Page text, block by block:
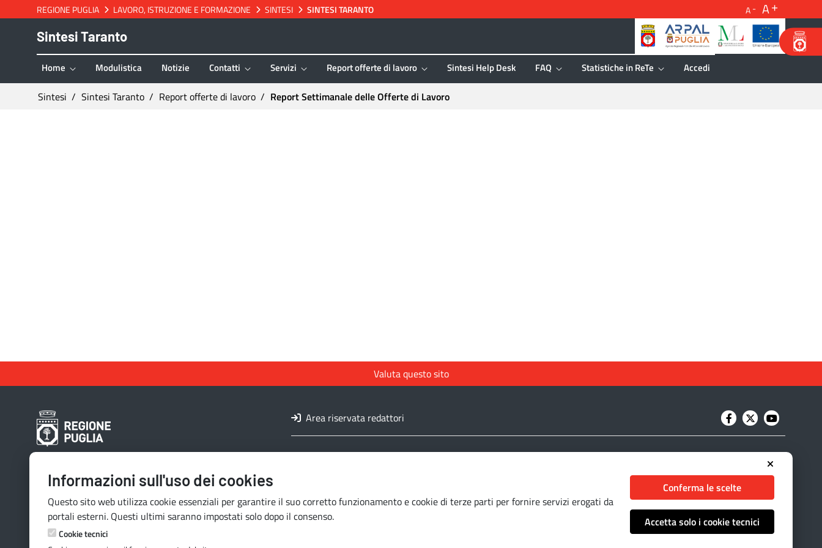
Salta al contenuto
Informazioni sull'uso dei cookies
Questo sito web utilizza cookie essenziali per garantire il suo corretto funzionamento e cookie di terze parti per fornire servizi erogati da
portali esterni. Questi ultimi saranno impostati solo dopo il consenso.
Cookie tecnici
Conferma le scelte
Accetta solo i cookie tecnici
REGIONE PUGLIA LAVORO, ISTRUZIONE E FORMAZIONE SINTESI SINTESI TARANTO A A
Sintesi Taranto
Home Modulistica Notizie Contatti Servizi Report offerte di lavoro Sintesi Help Desk FAQ Statistiche in ReTe Accedi
Ti trovi in:
Sintesi Sintesi Taranto Report offerte di lavoro Report Settimanale delle Offerte di Lavoro
Valuta questo sito
Area riservata redattori
Contatti e indirizzi
Lungomare N. Sauro, 33 - 70121 Bari
Via G. Gentile, 52 - 70126 Bari
Mail: quiregione@regione.puglia.it
PEC: serviziourp.regione@pec.rupar.puglia.it